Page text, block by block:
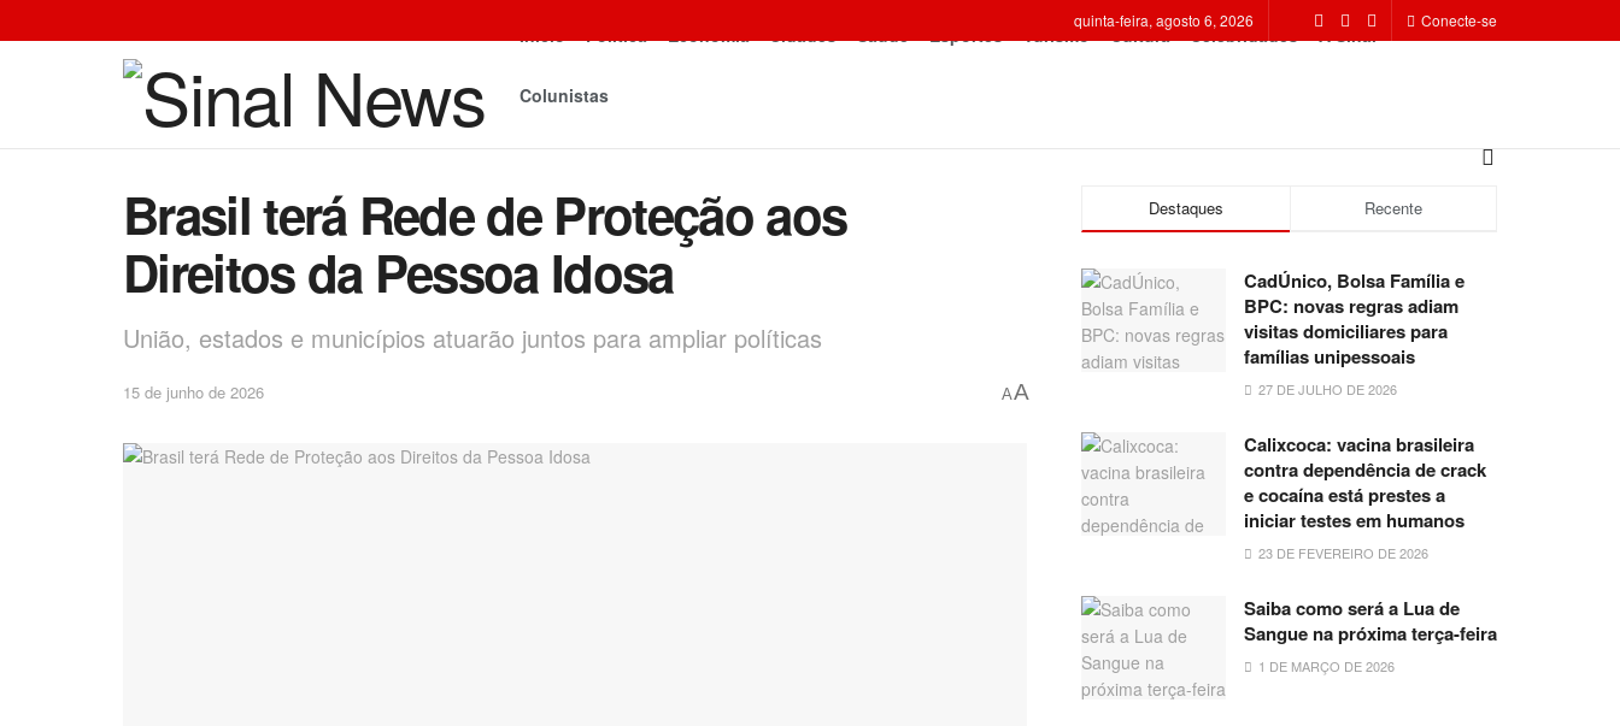
quinta-feira, agosto 6, 2026 Conecte-se
Turismo Cultura Celebridades A Sinal
Colunistas
Brasil terá Rede de Proteção aos
Direitos da Pessoa Idosa
União, estados e municípios atuarão juntos para ampliar políticas
15 de junho de 2026 AA
Destaques Recente
CadÚnico, Bolsa Família e
BPC: novas regras adiam
visitas domiciliares para
famílias unipessoais
27 DE JULHO DE 2026
Calixcoca: vacina brasileira
contra dependência de crack
e cocaína está prestes a
iniciar testes em humanos
23 DE FEVEREIRO DE 2026
Saiba como será a Lua de
Sangue na próxima terça-feira
1 DE MARÇO DE 2026